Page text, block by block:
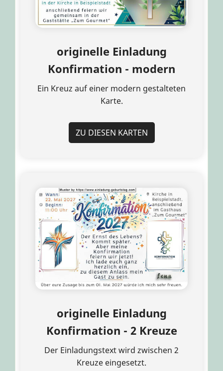
originelle Einladung
Konfirmation - modern
Ein Kreuz auf einer modern gestalteten
Karte.
ZU DIESEN KARTEN
originelle Einladung
Konfirmation - 2 Kreuze
Der Einladungstext wird zwischen 2
Kreuze eingesetzt.